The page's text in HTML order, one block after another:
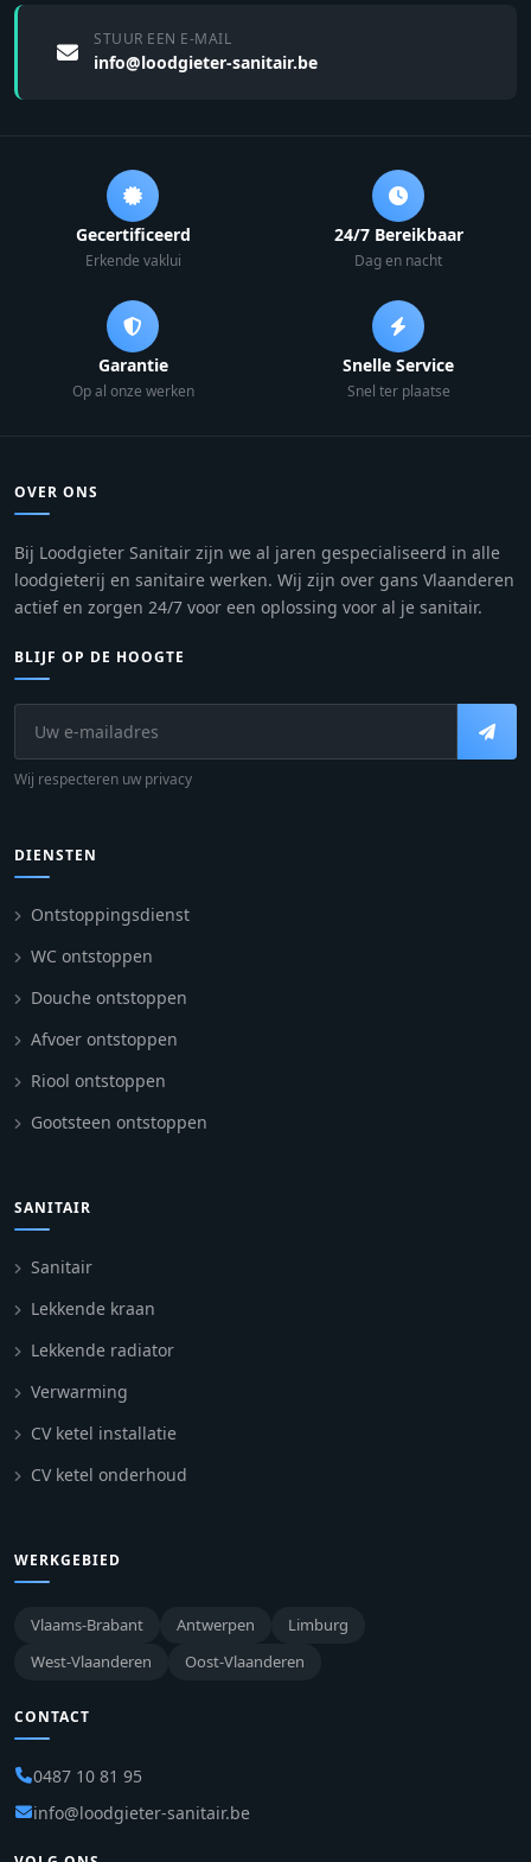
STUUR EEN E-MAIL
info@loodgieter-sanitair.be
Gecertificeerd
Erkende vaklui
24/7 Bereikbaar
Dag en nacht
Garantie
Op al onze werken
Snelle Service
Snel ter plaatse
OVER ONS
Bij Loodgieter Sanitair zijn we al jaren gespecialiseerd in alle
loodgieterij en sanitaire werken. Wij zijn over gans Vlaanderen
actief en zorgen 24/7 voor een oplossing voor al je sanitair.
BLIJF OP DE HOOGTE
Wij respecteren uw privacy
DIENSTEN
Ontstoppingsdienst
WC ontstoppen
Douche ontstoppen
Afvoer ontstoppen
Riool ontstoppen
Gootsteen ontstoppen
SANITAIR
Sanitair
Lekkende kraan
Lekkende radiator
Verwarming
CV ketel installatie
CV ketel onderhoud
WERKGEBIED
Vlaams-Brabant Antwerpen
Limburg
West-Vlaanderen
Oost-Vlaanderen
CONTACT
0487 10 81 95
info@loodgieter-sanitair.be